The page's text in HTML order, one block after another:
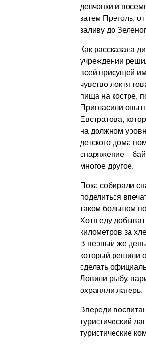
девчонки и
затем Преголь,
заливу до
Как рассказала
учреждении
всей присущей
чувство локтя
пища на костре,
Пригласили
Евстратова,
на должном
детского дома
снаряжение –
многое другое.
Пока собирали
поделиться
таком большом
Хотя еду
километров за
В первый же
который решили
сделать
Ловили рыбу,
охраняли лагерь.
Впереди
туристический
туристические